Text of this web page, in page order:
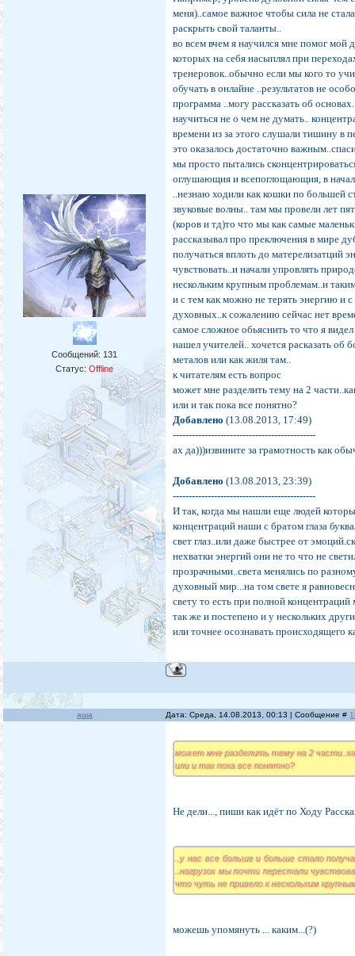
Сообщений: 131
Статус:Offline
меня)..самое важное чтобы сила не
раскрыть свой таланты..
во всем вчем я научился мне помог мой
которых на себя насыплял при
тренеровок..обычно если мы кого то
обучать в онлайне ..результатов не
программа ..могу рассказать об
научиться не о чем не думать..
времени из за этого слушали тишину в
это оказалось достаточно
мы просто пытались
оглушающия и всепоглощающия, в
..незнаю ходили как кошки по большей
звуковые волны.. там мы провели лет
(коров и тд)то что мы как самые
рассказывал про преключения в мире
получаться вплоть до матерелизатций
чувствовать..и начали упровлять
нескольким крупным проблемам..и
и с тем как можно не терять энергию и
духовных..к сожалению сейчас нет
самое сложное обьяснить то что я
нашел учителей.. хочется расказать об
металов или как жиля там..
к читателям есть вопрос
может мне разделить тему на 2
или и так пока все понятно?
Добавлено (13.08.2013, 17:49)
---------------------------------------------
ах да)))извините за грамотность как
Добавлено (13.08.2013, 23:39)
---------------------------------------------
И так, когда мы нашли еще людей
концентраций наши с братом глаза
свет глаз..или даже быстрее от
нехватки энергий они не то что не
прозрачными..света менялись по
духовный мир...на том свете я
свету то есть при полной
так же и постепено и у нескольких
или точнее осознавать происходящего
аша Дата: Среда, 14.08.2013, 00:13 | Сообщение #
может мне разделить тему на 2
или и так пока все понятно?
Не дели..., пиши как идёт по Ходу
..у нас все больше и больше стало
..нагрузок мы почти перестали
что чуть не привело к нескольким
можешь упомянуть ... каким...(?)